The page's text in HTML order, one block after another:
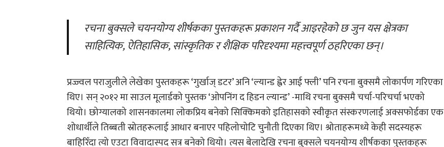
रचना बुक्सले चयनयोग्य शीर्षकका पुस्तकहरू प्रकाशन गर्दै आइरहेको छ जुन यस क्षेत्रका
साहित्यिक, ऐतिहासिक, सांस्कृतिक र शैक्षिक परिदृश्यमा महत्त्वपूर्ण ठहरिएका छन्।
प्रज्ज्वल पराजुलीले लेखेका पुस्तकहरू ‘गुर्खाज् डटर’ अनि ‘ल्यान्ड ह्वेर आई फ्ली’पनि रचना बुक्समै लोकार्पण गरिएका
थिए। सन् २०१२ मा साउल मूलार्डको पुस्तक ‘ओपनिंग द हिडन ल्यान्ड’-माथि रचना बुक्समै चर्चा-परिचर्चा भएको
थियो। छोग्यालको शासनकालमा लोकप्रिय बनेको सिक्किमको इतिहासको स्वीकृत संस्करणलाई अक्सफोर्डका एक
शोधार्थीले तिब्बती स्रोतहरूलाई आधार बनाएर पहिलोचोटि चुनौती दिएका थिए। श्रोताहरूमध्ये केही सदस्यहरू
बाहिरिँदा त्यो एउटा विवादास्पद सत्र बनेको थियो। त्यस बेलादेखि रचना बुक्सले चयनयोग्य शीर्षकका पुस्तकहरू